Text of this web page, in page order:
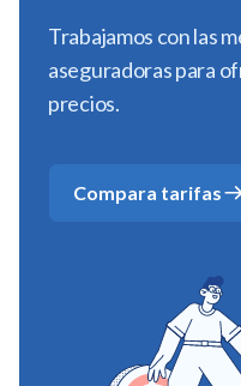
Trabajamos con las
aseguradoras para
precios.
Compara tarifas